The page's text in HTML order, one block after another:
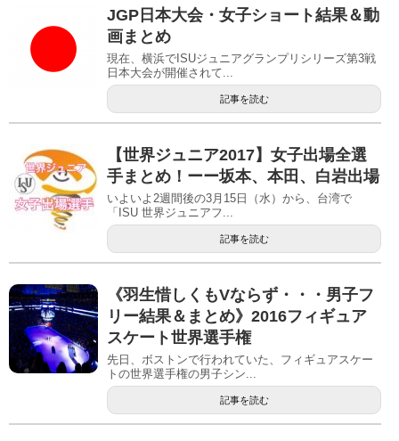
JGP日本大会・女子ショート結果＆動
画まとめ
現在、横浜でISUジュニアグランプリシリーズ第3戦
日本大会が開催されて...
記事を読む
【世界ジュニア2017】女子出場全選
手まとめ！ーー坂本、本田、白岩出場
いよいよ2週間後の3月15日（水）から、台湾で
「ISU 世界ジュニアフ...
記事を読む
《羽生惜しくもVならず・・・男子フ
リー結果＆まとめ》2016フィギュア
スケート世界選手権
先日、ボストンで行われていた、フィギュアスケー
トの世界選手権の男子シン...
記事を読む